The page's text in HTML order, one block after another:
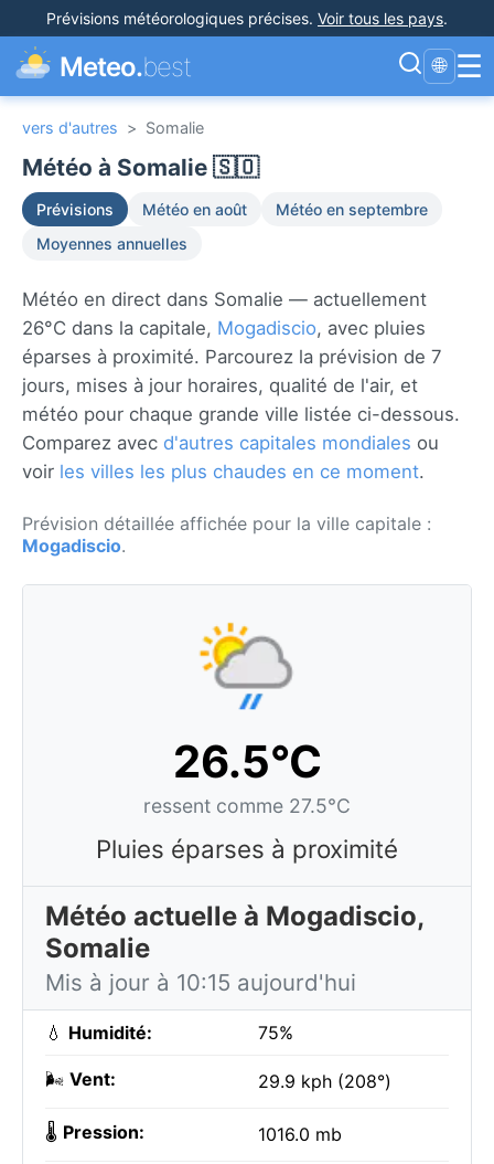
Prévisions météorologiques précises. Voir tous les pays.
Meteo.best 🌐 ☰
vers d'autres > Somalie
Météo à Somalie 🇸🇴
Prévisions Météo en août
Météo en septembre
Moyennes annuelles
Météo en direct dans Somalie — actuellement
26°C dans la capitale, Mogadiscio, avec pluies
éparses à proximité. Parcourez la prévision de 7
jours, mises à jour horaires, qualité de l'air, et
météo pour chaque grande ville listée ci-dessous.
Comparez avec d'autres capitales mondiales ou
voir les villes les plus chaudes en ce moment.
Prévision détaillée affichée pour la ville capitale :
Mogadiscio.
26.5°C
ressent comme 27.5°C
Pluies éparses à proximité
Météo actuelle à Mogadiscio,
Somalie
Mis à jour à 10:15 aujourd'hui
💧 Humidité: 75%
🌬️ Vent: 29.9 kph (208°)
🌡️ Pression: 1016.0 mb